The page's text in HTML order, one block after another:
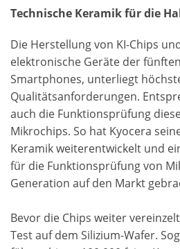
Technische Keramik für die
Die Herstellung von KI-Chips
elektronische Geräte der
Smartphones, unterliegt
Qualitätsanforderungen.
auch die Funktionsprüfung
Mikrochips. So hat Kyocera
Keramik weiterentwickelt und
für die Funktionsprüfung von
Generation auf den Markt
Bevor die Chips weiter
Test auf dem Silizium-Wafer.